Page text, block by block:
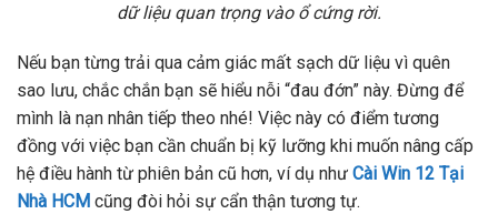
dữ liệu quan trọng vào ổ cứng rời.
Nếu bạn từng trải qua cảm giác mất sạch dữ liệu vì quên
sao lưu, chắc chắn bạn sẽ hiểu nỗi “đau đớn” này. Đừng để
mình là nạn nhân tiếp theo nhé! Việc này có điểm tương
đồng với việc bạn cần chuẩn bị kỹ lưỡng khi muốn nâng cấp
hệ điều hành từ phiên bản cũ hơn, ví dụ như Cài Win 12 Tại
Nhà HCM cũng đòi hỏi sự cẩn thận tương tự.